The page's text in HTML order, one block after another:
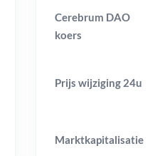
Cerebrum DAO
koers
Prijs wijziging 24u
Marktkapitalisatie